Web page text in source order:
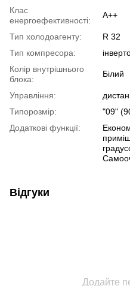
Клас
енергоефективності:
A++
Тип холодоагенту:
R 32
Тип компресора:
Колір внутрішнього
блока:
Білий
Управління:
Типорозмір:
"09"
Додаткові функції:
Відгуки
Додайте